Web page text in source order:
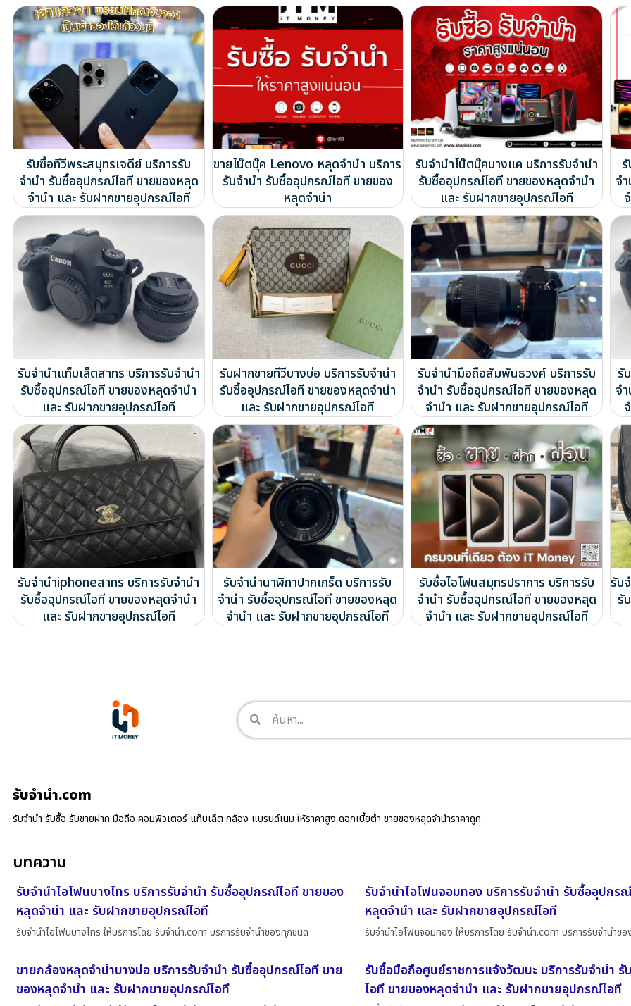
รับซื้อทีวีพระสมุทรเจดีย์ บริการรับ
จำนำ รับซื้ออุปกรณ์ไอที ขายของหลุด
จำนำ และ รับฝากขายอุปกรณ์ไอที
ขายโน๊ตบุ๊ค Lenovo หลุดจำนำ บริการ
รับจำนำ รับซื้ออุปกรณ์ไอที ขายของ
หลุดจำนำ
รับจำนำโน๊ตบุ๊คบางแค บริการรับจำนำ
รับซื้ออุปกรณ์ไอที ขายของหลุดจำนำ
และ รับฝากขายอุปกรณ์ไอที
จ
รับจำนำแท็บเล็ตสาทร บริการรับจำนำ
รับซื้ออุปกรณ์ไอที ขายของหลุดจำนำ
และ รับฝากขายอุปกรณ์ไอที
รับฝากขายทีวีบางบ่อ บริการรับจำนำ
รับซื้ออุปกรณ์ไอที ขายของหลุดจำนำ
และ รับฝากขายอุปกรณ์ไอที
รับจำนำมือถือสัมพันธวงศ์ บริการรับ
จำนำ รับซื้ออุปกรณ์ไอที ขายของหลุด
จำนำ และ รับฝากขายอุปกรณ์ไอที
รั
จ
รับจำนำiphoneสาทร บริการรับจำนำ
รับซื้ออุปกรณ์ไอที ขายของหลุดจำนำ
และ รับฝากขายอุปกรณ์ไอที
รับจำนำนาฬิกาปากเกร็ด บริการรับ
จำนำ รับซื้ออุปกรณ์ไอที ขายของหลุด
จำนำ และ รับฝากขายอุปกรณ์ไอที
รับซื้อไอโฟนสมุทรปราการ บริการรับ
จำนำ รับซื้ออุปกรณ์ไอที ขายของหลุด
จำนำ และ รับฝากขายอุปกรณ์ไอที
รับ
รั
รับจํานํา.com
รับจำนำ รับซื้อ รับขายฝาก มือถือ คอมพิวเตอร์ แท็บเล็ต กล้อง แบรนด์เนม ให้ราคาสูง ดอกเบี้ยต่ำ ขายของหลุดจำนำราคาถูก
บทความ
รับจำนำไอโฟนบางไทร บริการรับจำนำ รับซื้ออุปกรณ์ไอที ขายของ
หลุดจำนำ และ รับฝากขายอุปกรณ์ไอที
รับจำนำไอโฟนบางไทร ให้บริการโดย รับจํานํา.com บริการรับจำนำของทุกชนิด
รับจำนำไอโฟนจอมทอง บริการรับจำนำ รับซื้ออุปกร
หลุดจำนำ และ รับฝากขายอุปกรณ์ไอที
รับจำนำไอโฟนจอมทอง ให้บริการโดย รับจํานํา.com บริการรับจำนำข
ขายกล้องหลุดจำนำบางบ่อ บริการรับจำนำ รับซื้ออุปกรณ์ไอที ขาย
ของหลุดจำนำ และ รับฝากขายอุปกรณ์ไอที
รับซื้อมือถือศูนย์ราชการแจ้งวัฒนะ บริการรับจำนำ
ไอที ขายของหลุดจำนำ และ รับฝากขายอุปกรณ์ไอที